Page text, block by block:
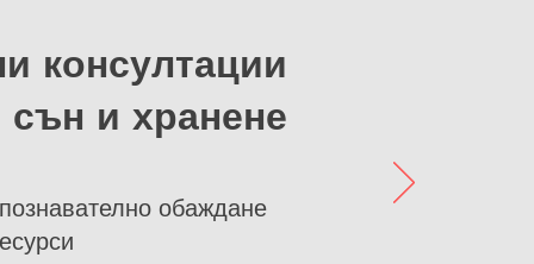
консултации
сън и хранене
обаждане